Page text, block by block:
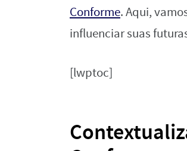
Conforme. Aqui,
influenciar suas
[lwptoc]